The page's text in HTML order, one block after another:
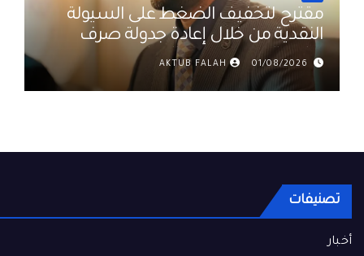
مقترح لتخفيف الضغط على السيولة
النقدية من خلال إعادة جدولة صرف
رواتب الموظفين في العراق د. عمر
حميد
01/08/2026
AKTUB FALAH
تصنيفات
أخبار